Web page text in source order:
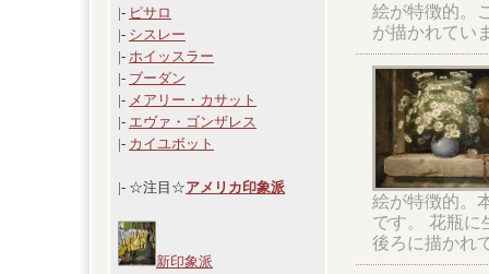
|- ピサロ
|- シスレー
|- ホイッスラー
|- ブーダン
|- メアリー・カサット
|- エヴァ・ゴンザレス
|- カイユボット
|- ☆注目☆アメリカ印象派
新印象派
絵が特徴的。
が描かれてい
絵が特徴的。
です。 花瓶に
後ろに描かれ